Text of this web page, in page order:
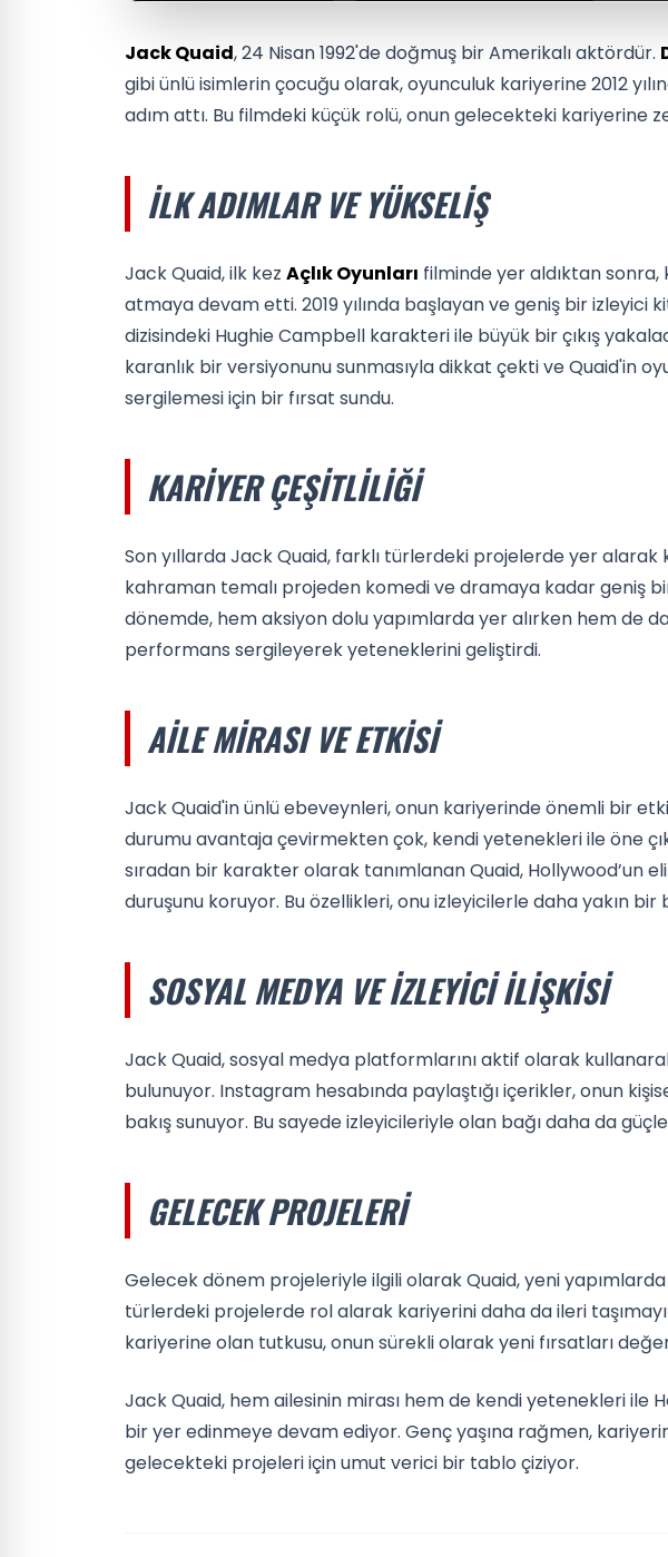
Jack Quaid, 24 Nisan 1992'de doğmuş bir Amerikalı aktördür.
gibi ünlü isimlerin çocuğu olarak, oyunculuk kariyerine 2012
adım attı. Bu filmdeki küçük rolü, onun gelecekteki kariyerine
İLK ADIMLAR VE YÜKSELIŞ
Jack Quaid, ilk kez Açlık Oyunları filminde yer aldıktan
atmaya devam etti. 2019 yılında başlayan ve geniş bir izleyici
dizisindeki Hughie Campbell karakteri ile büyük bir çıkış
karanlık bir versiyonunu sunmasıyla dikkat çekti ve Quaid'in
sergilemesi için bir fırsat sundu.
KARIYER ÇEŞITLILIĞI
Son yıllarda Jack Quaid, farklı türlerdeki projelerde yer alarak
kahraman temalı projeden komedi ve dramaya kadar geniş
dönemde, hem aksiyon dolu yapımlarda yer alırken hem de
performans sergileyerek yeteneklerini geliştirdi.
AILE MIRASI VE ETKISI
Jack Quaid'in ünlü ebeveynleri, onun kariyerinde önemli bir
durumu avantaja çevirmekten çok, kendi yetenekleri ile öne
sıradan bir karakter olarak tanımlanan Quaid, Hollywood’un
duruşunu koruyor. Bu özellikleri, onu izleyicilerle daha yakın
SOSYAL MEDYA VE İZLEYICI İLIŞKISI
Jack Quaid, sosyal medya platformlarını aktif olarak
bulunuyor. Instagram hesabında paylaştığı içerikler, onun
bakış sunuyor. Bu sayede izleyicileriyle olan bağı daha da
GELECEK PROJELERI
Gelecek dönem projeleriyle ilgili olarak Quaid, yeni yapımlarda
türlerdeki projelerde rol alarak kariyerini daha da ileri
kariyerine olan tutkusu, onun sürekli olarak yeni fırsatları
Jack Quaid, hem ailesinin mirası hem de kendi yetenekleri ile
bir yer edinmeye devam ediyor. Genç yaşına rağmen,
gelecekteki projeleri için umut verici bir tablo çiziyor.